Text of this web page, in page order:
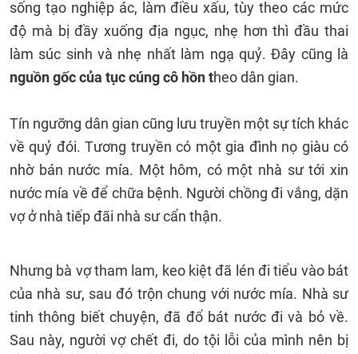
sống tạo nghiệp ác, làm điều xấu, tùy theo các mức
độ mà bị đầy xuống địa ngục, nhẹ hơn thì đầu thai
làm súc sinh và nhẹ nhất làm ngạ quỷ. Đây cũng là
nguồn gốc của tục cúng cô hồn theo dân gian.
Tín ngưỡng dân gian cũng lưu truyền một sự tích khác
về quỷ đói. Tương truyền có một gia đình nọ giàu có
nhờ bán nước mía. Một hôm, có một nhà sư tới xin
nước mía về để chữa bệnh. Người chồng đi vắng, dặn
vợ ở nhà tiếp đãi nhà sư cẩn thận.
Nhưng bà vợ tham lam, keo kiệt đã lén đi tiểu vào bát
của nhà sư, sau đó trộn chung với nước mía. Nhà sư
tinh thông biết chuyện, đã đổ bát nước đi và bỏ về.
Sau này, người vợ chết đi, do tội lỗi của mình nên bị